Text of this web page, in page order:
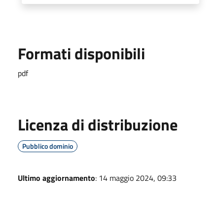
Formati disponibili
pdf
Licenza di distribuzione
Pubblico dominio
Ultimo aggiornamento: 14 maggio 2024, 09:33